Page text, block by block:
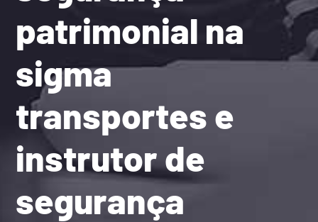
patrimonial na
sigma
transportes e
instrutor de
segurança